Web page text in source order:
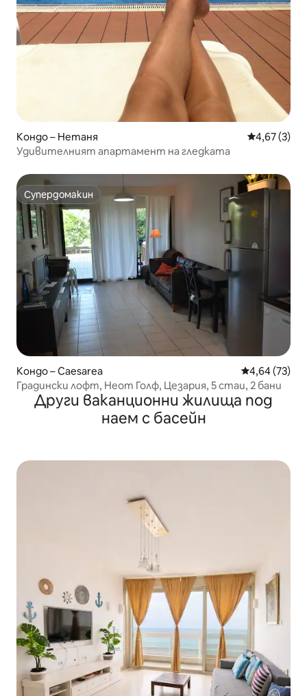
Кондо – Нетаня Средна
4,67 (3)
Удивителният апартамент на гледката
Супердомакин
Супердомакин
Кондо – Caesarea Средна
4,64 (73)
Градински лофт, Неот Голф, Цезария, 5 стаи, 2 бани
Други ваканционни жилища под
наем с басейн